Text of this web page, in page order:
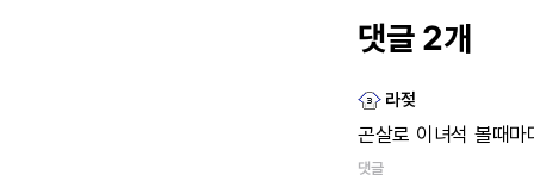
댓글 2개
라젖
곤살로 이녀석 볼때마
댓글